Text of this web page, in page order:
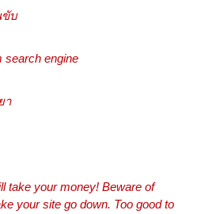
ขับ
search engine
า
take your money! Beware of
your site go down. Too good to